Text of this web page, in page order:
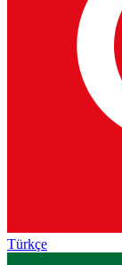
Türkçe